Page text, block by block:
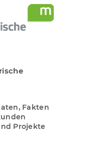
Fakten
Projekte